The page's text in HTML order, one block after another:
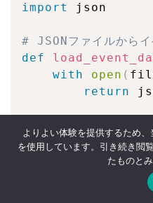
import
json
# JSONファイルから
def
with
open (
return
# 各JSONファイルか
for file_name in
# イベント情報
よりよい体験を提供するため
を使用しています。引き続き閲
たものと